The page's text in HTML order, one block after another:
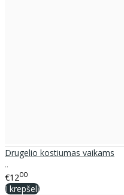
Drugelio kostiumas vaikams
..
€1200
Į krepšelį